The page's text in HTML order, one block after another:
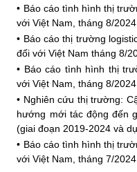
• Báo cáo tình hình thị
với Việt Nam, tháng 8/
• Báo cáo thị trường
đối với Việt Nam tháng 8/
• Báo cáo tình hình thị
với Việt Nam, tháng 8/
• Nghiên cứu thị trường:
hướng mới tác động đến
(giai đoạn 2019-2024 và
• Báo cáo tình hình thị
với Việt Nam, tháng 7/